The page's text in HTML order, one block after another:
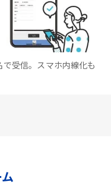
受信。スマホ内線化も